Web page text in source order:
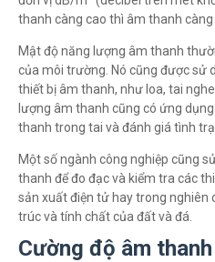
thanh càng cao thì âm thanh càng
Mật độ năng lượng âm thanh
của môi trường. Nó cũng được sử
thiết bị âm thanh, như loa, tai
lượng âm thanh cũng có ứng
thanh trong tai và đánh giá tình
Một số ngành công nghiệp cũng
thanh để đo đạc và kiểm tra các
sản xuất điện tử hay trong nghiên
trúc và tính chất của đất và đá.
Cường độ âm